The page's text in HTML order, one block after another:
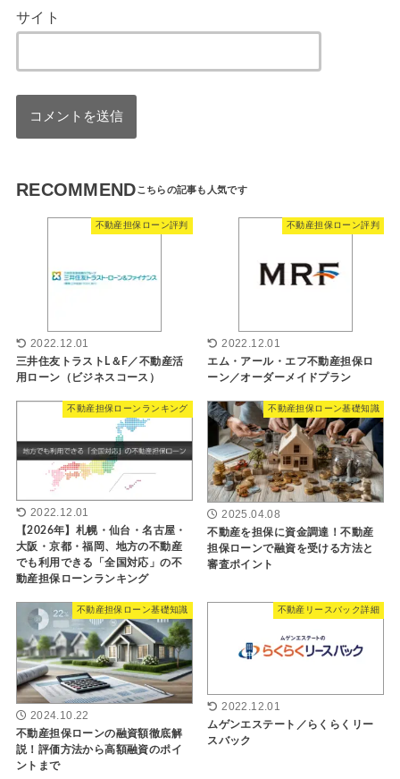
サイト
RECOMMEND
不動産担保ローン評判
2022.12.01
三井住友トラストL＆F／不動産活
用ローン（ビジネスコース）
不動産担保ローン評判
2022.12.01
エム・アール・エフ不動産担保ロ
ーン／オーダーメイドプラン
不動産担保ローンランキング
2022.12.01
【2026年】札幌・仙台・名古屋・
大阪・京都・福岡、地方の不動産
でも利用できる「全国対応」の不
動産担保ローンランキング
不動産担保ローン基礎知識
2025.04.08
不動産を担保に資金調達！不動産
担保ローンで融資を受ける方法と
審査ポイント
不動産担保ローン基礎知識
2024.10.22
不動産担保ローンの融資額徹底解
説！評価方法から高額融資のポイ
ントまで
不動産リースバック詳細
2022.12.01
ムゲンエステート／らくらくリー
スバック